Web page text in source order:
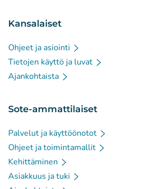
Kansalaiset
Ohjeet ja asiointi
Tietojen käyttö ja luvat
Ajankohtaista
Sote-ammattilaiset
Palvelut ja käyttöönotot
Ohjeet ja toimintamallit
Kehittäminen
Asiakkuus ja tuki